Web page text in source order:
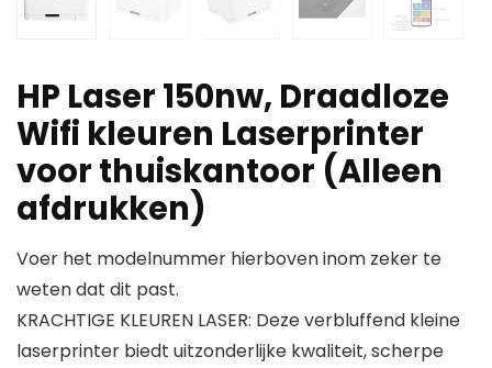
HP Laser 150nw, Draadloze
Wifi kleuren Laserprinter
voor thuiskantoor (Alleen
afdrukken)
Voer het modelnummer hierboven inom zeker te
weten dat dit past.
KRACHTIGE KLEUREN LASER: Deze verbluffend kleine
laserprinter biedt uitzonderlijke kwaliteit, scherpe